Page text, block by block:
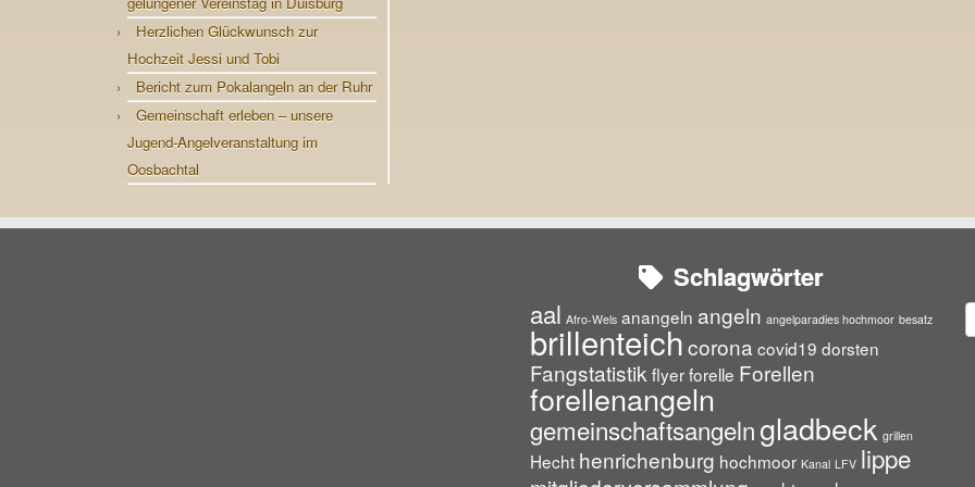
Herzlichen Glückwunsch zur
Hochzeit Jessi und Tobi
Bericht zum Pokalangeln an der Ruhr
Gemeinschaft erleben – unsere
Jugend-Angelveranstaltung im
Oosbachtal
Schlagwörter
aal Afro-Wels anangeln angeln angelparadies hochmoor besatz
brillenteichcorona covid19 dorsten
Fangstatistik flyerforelle Forellen
forellenangeln
gemeinschaftsangelngladbeck grillen
Hecht henrichenburg hochmoor Kanal LFV lippe